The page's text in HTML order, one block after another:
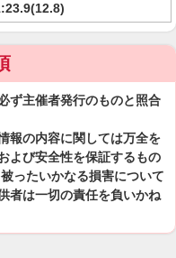
ず主催者発行のものと照合
報の内容に関しては万全を
よび安全性を保証するもの
ったいかなる損害について
者は一切の責任を負いかね